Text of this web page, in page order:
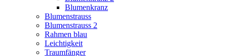
Blumenkranz
Blumenstrauss
Blumenstrauss 2
Rahmen blau
Leichtigkeit
Traumfänger